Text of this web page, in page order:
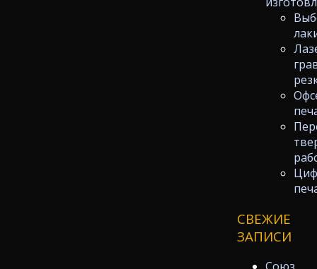
СВЕЖИЕ
ЗАПИСИ